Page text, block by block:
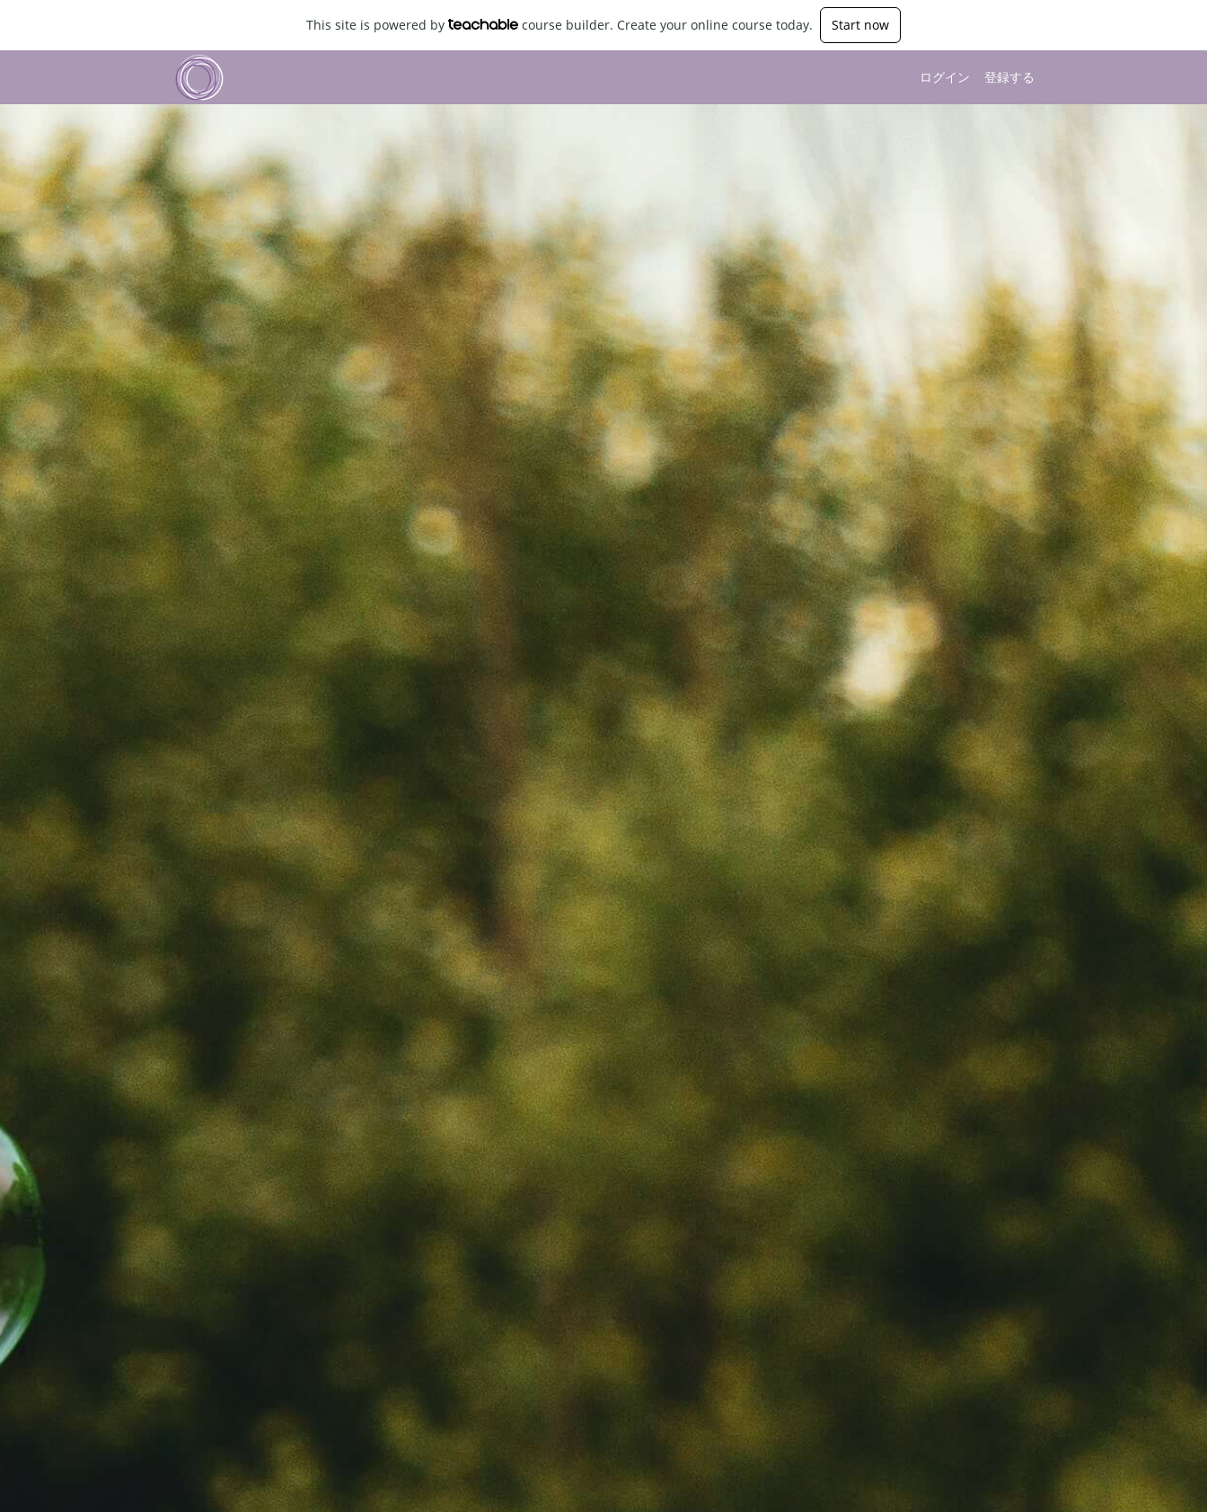
This site is powered by course builder. Create your online course today. Start now
ログイン 登録する